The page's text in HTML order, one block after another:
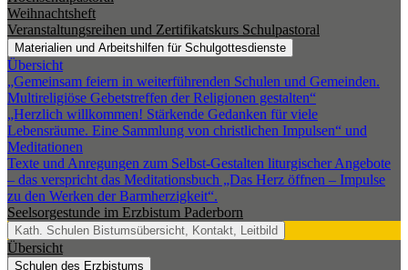
Weihnachtsheft
Veranstaltungsreihen und Zertifikatskurs Schulpastoral
Materialien und Arbeitshilfen für Schulgottesdienste
Übersicht
„Gemeinsam feiern in weiterführenden Schulen und Gemeinden.
Multireligiöse Gebetstreffen der Religionen gestalten“
„Herzlich willkommen! Stärkende Gedanken für viele
Lebensräume. Eine Sammlung von christlichen Impulsen“ und
Meditationen
Texte und Anregungen zum Selbst-Gestalten liturgischer Angebote
– das verspricht das Meditationsbuch „Das Herz öffnen – Impulse
zu den Werken der Barmherzigkeit“.
Seelsorgestunde im Erzbistum Paderborn
Kath. Schulen Bistumsübersicht, Kontakt, Leitbild
Übersicht
Schulen des Erzbistums